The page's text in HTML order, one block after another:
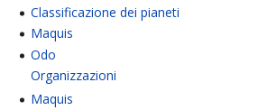
Classificazione dei pianeti
Maquis
Odo
Organizzazioni
Maquis